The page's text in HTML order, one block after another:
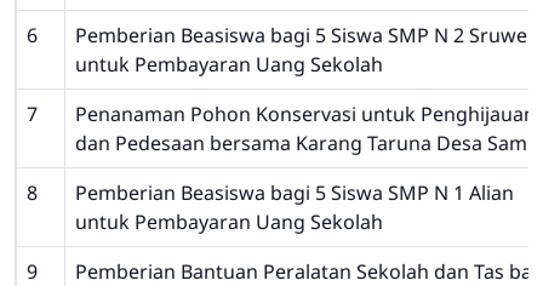
6
Pemberian Beasiswa bagi 5 Siswa SMP N 2
untuk Pembayaran Uang Sekolah
7
Penanaman Pohon Konservasi untuk
dan Pedesaan bersama Karang Taruna Desa
8
Pemberian Beasiswa bagi 5 Siswa SMP N 1 Alian
untuk Pembayaran Uang Sekolah
9
Pemberian Bantuan Peralatan Sekolah dan Tas